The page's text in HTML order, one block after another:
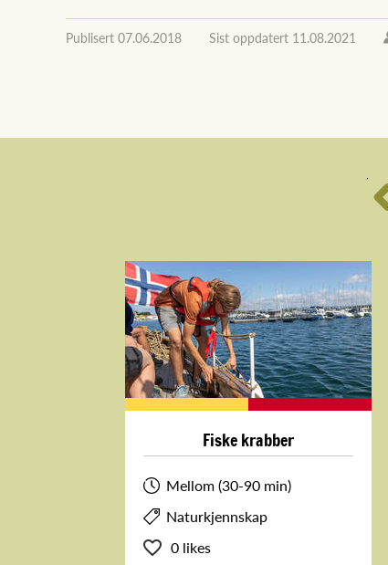
Publisert 07.06.2018 Sist oppdatert 11.08.2021
´
Fiske krabber
Mellom (30-90 min)
Naturkjennskap
0 likes